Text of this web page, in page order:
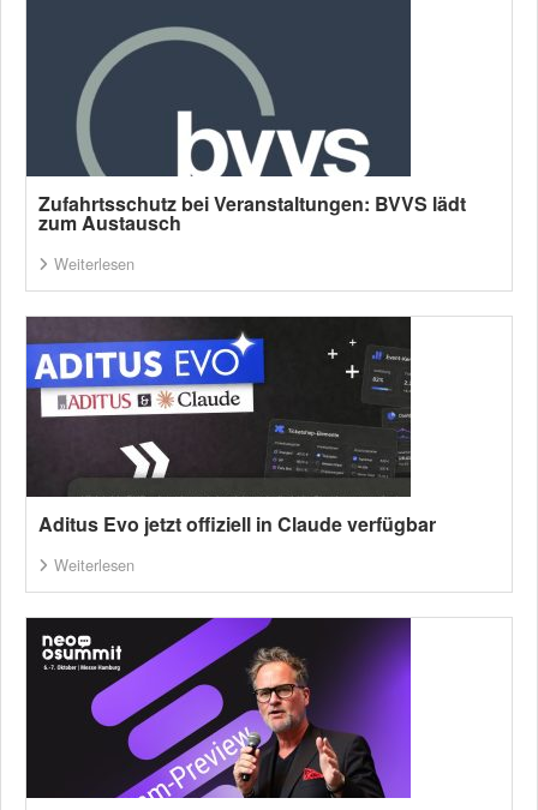
Zufahrtsschutz bei Veranstaltungen: BVVS lädt
zum Austausch
Weiterlesen
Aditus Evo jetzt offiziell in Claude verfügbar
Weiterlesen